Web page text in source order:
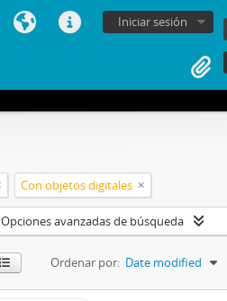
Iniciar sesión
Con objetos digitales
Opciones avanzadas de búsqueda
Ordenar por: Date modified